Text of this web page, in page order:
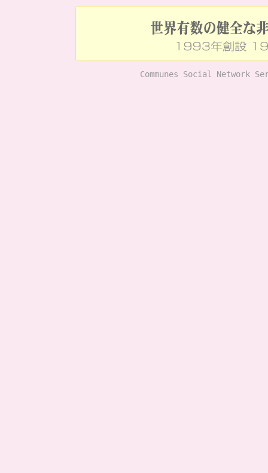
Communes Social Network